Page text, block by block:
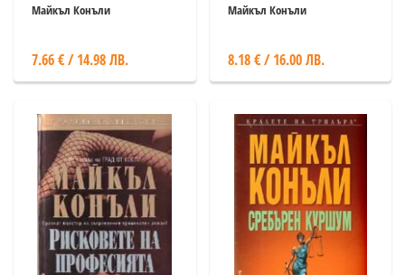
Майкъл Конъли
7.66 € / 14.98 ЛВ.
Майкъл Конъли
8.18 € / 16.00 ЛВ.